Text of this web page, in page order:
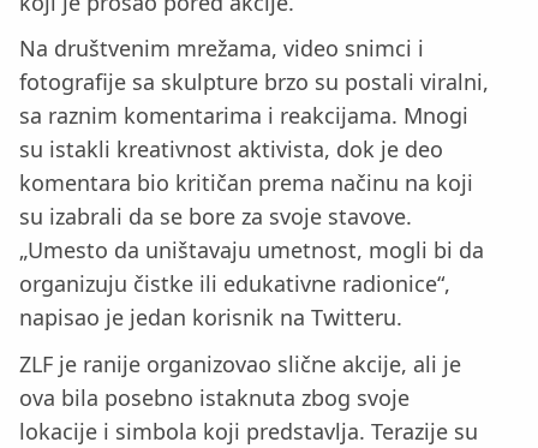
Na društvenim mrežama, video snimci i
fotografije sa skulpture brzo su postali viralni,
sa raznim komentarima i reakcijama. Mnogi
su istakli kreativnost aktivista, dok je deo
komentara bio kritičan prema načinu na koji
su izabrali da se bore za svoje stavove.
„Umesto da uništavaju umetnost, mogli bi da
organizuju čistke ili edukativne radionice“,
napisao je jedan korisnik na Twitteru.
ZLF je ranije organizovao slične akcije, ali je
ova bila posebno istaknuta zbog svoje
lokacije i simbola koji predstavlja. Terazije su